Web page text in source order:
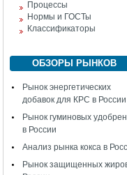
Процессы
Нормы и ГОСТы
Классификаторы
ОБЗОРЫ РЫНКОВ
Рынок энергетических
добавок для КРС в России
Рынок гуминовых
в России
Анализ рынка кокса в
Рынок защищенных